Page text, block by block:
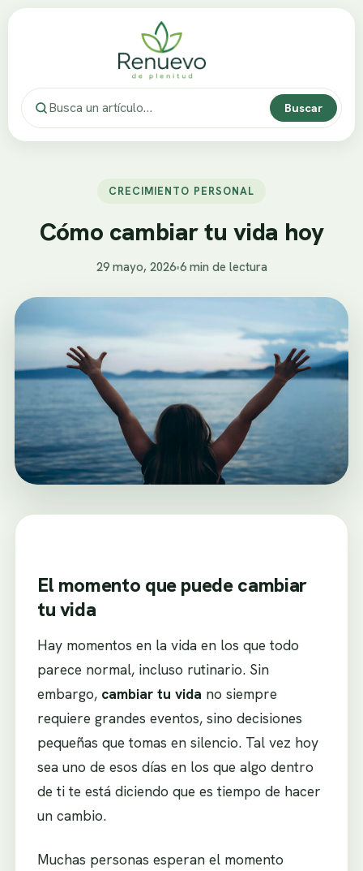
Buscar
CRECIMIENTO PERSONAL
Cómo cambiar tu vida hoy
29 mayo, 2026•6 min de lectura
El momento que puede cambiar
tu vida
Hay momentos en la vida en los que todo
parece normal, incluso rutinario. Sin
embargo, cambiar tu vida no siempre
requiere grandes eventos, sino decisiones
pequeñas que tomas en silencio. Tal vez hoy
sea uno de esos días en los que algo dentro
de ti te está diciendo que es tiempo de hacer
un cambio.
Muchas personas esperan el momento